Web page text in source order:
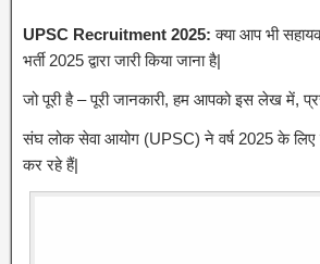
UPSC Recruitment 2025: क्या आप भी
भर्ती 2025 द्वारा जारी किया जाना है|
जो पूरी है – पूरी जानकारी, हम आपको इस लेख में,
संघ लोक सेवा आयोग (UPSC) ने वर्ष 2025 के लिए
कर रहे हैं|